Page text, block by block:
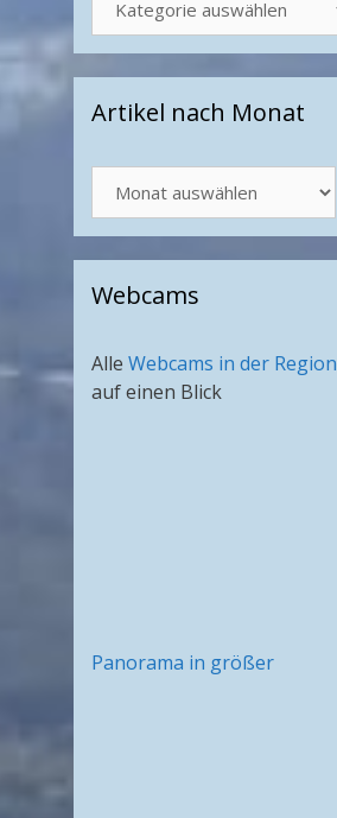
Artikel nach Monat
nach
Monat
Webcams
Alle Webcams in der Region
auf einen Blick
Panorama in größer